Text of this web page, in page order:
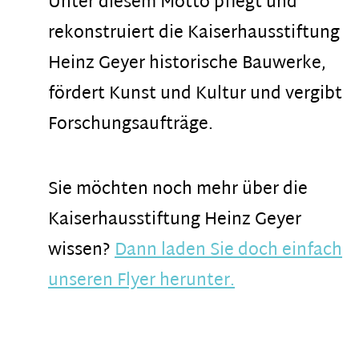
rekonstruiert die Kaiserhausstiftung
Heinz Geyer historische Bauwerke,
fördert Kunst und Kultur und vergibt
Forschungsaufträge.
Sie möchten noch mehr über die
Kaiserhausstiftung Heinz Geyer
wissen?Dann laden Sie doch einfach
unseren Flyer herunter.